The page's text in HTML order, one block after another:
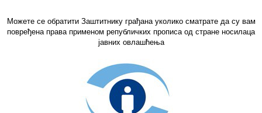
Можете се обратити Заштитнику грађана уколико сматрате да су вам
повређена права применом републичких прописа од стране носилаца
јавних овлашћења